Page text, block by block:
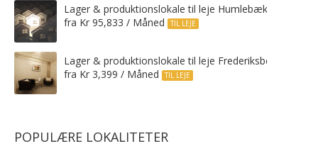
Lager & produktionslokale til leje Humlebæk
fra Kr 95,833 / Måned
TIL LEJE
Lager & produktionslokale til leje Frederiksberg C
fra Kr 3,399 / Måned
TIL LEJE
POPULÆRE LOKALITETER